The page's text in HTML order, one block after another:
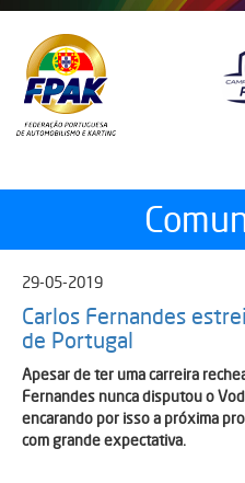
conteúdo
principal
29-05-2019
Carlos Fernandes
de Portugal
Apesar de ter uma carreira
Fernandes nunca disputou o
encarando por isso a próxima
com grande expectativa.